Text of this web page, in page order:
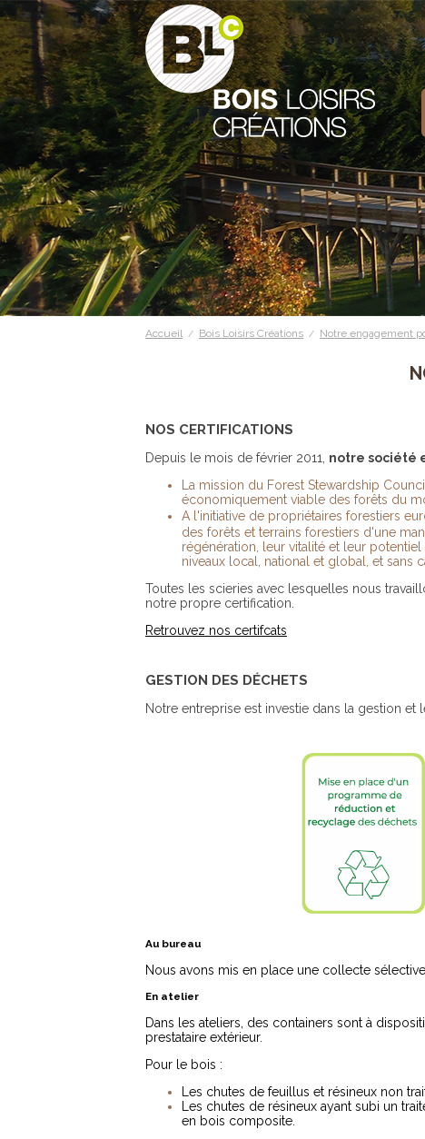
Accueil / Bois Loisirs Créations / Notre engagement
NOS CERTIFICATIONS
Depuis le mois de février 2011, notre société
La mission du Forest Stewardship
économiquement viable des forêts du
A l'initiative de propriétaires forestiers
des forêts et terrains forestiers d'une
régénération, leur vitalité et leur
niveaux local, national et global, et sans
Toutes les scieries avec lesquelles nous
notre propre certification.
Retrouvez nos certifcats
GESTION DES DÉCHETS
Notre entreprise est investie dans la
Au bureau
Nous avons mis en place une collecte
En atelier
Dans les ateliers, des containers sont à
prestataire extérieur.
Pour le bois :
Les chutes de feuillus et résineux non
Les chutes de résineux ayant subi un
en bois composite.